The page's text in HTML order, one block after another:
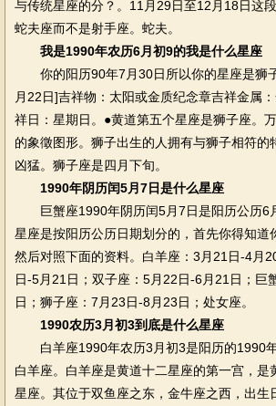
与传统星座的分？。11月29日至12月18日这
蛇夫座而不是射手座。蛇夫。
我是1990年农历6月初9的我是什么星座
你的阳历90年7月30日所以你的星座是狮
月22日]吉祥物：太阳或金质纪念章吉祥金属
祥日：星期日。●黄道第五个星座是狮子座。
的象徵图形。狮子出生的人拥有与狮子相符的
凶猛。狮子座是四月下旬。
1990年阴历闰5月7日是什么星座
巨蟹座1990年阴历闰5月7日是阳历公历6月
星座是按阳历公历日期划分的，首先你得知道
然后对照下面的资料。白羊座：3月21日-4月
日-5月21日；双子座：5月22日-6月21日；巨
日；狮子座：7月23日-8月23日；处女座。
1990农历3月初3到底是什么星座
白羊座1990年农历3月初3是阳历的1990
白羊座。白羊座是黄道十二星座的第一宫，是
星座。其位于双鱼座之东，金牛座之西，出生